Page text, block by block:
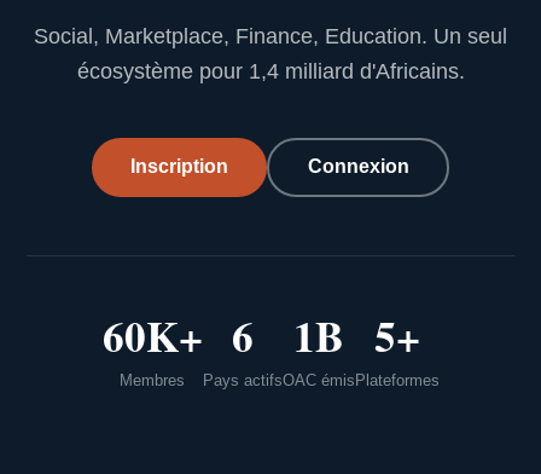
Social, Marketplace, Finance, Education. Un seul
écosystème pour 1,4 milliard d'Africains.
Inscription Connexion
60K+
Membres
6
Pays actifs
1B
OAC émis
5+
Plateformes